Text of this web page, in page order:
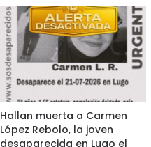
Hallan muerta a Carmen
López Rebolo, la joven
desaparecida en Lugo el